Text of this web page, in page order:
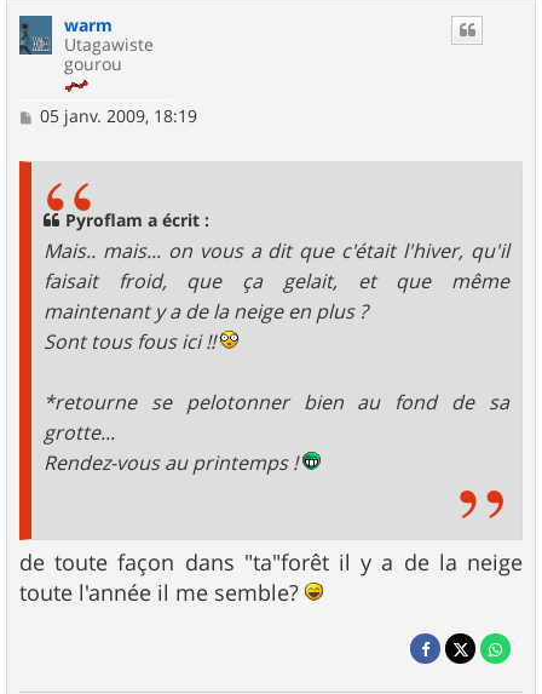
warm
Utagawiste
gourou
M
05 janv. 2009, 18:19
Pyroflam a écrit :
Mais.. mais... on vous a dit que c'était l'hiver, qu'il
faisait froid, que ça gelait, et que même
maintenant y a de la neige en plus ?
Sont tous fous ici !!
*retourne se pelotonner bien au fond de sa
grotte...
Rendez-vous au printemps !
de toute façon dans "ta"forêt il y a de la neige
toute l'année il me semble?